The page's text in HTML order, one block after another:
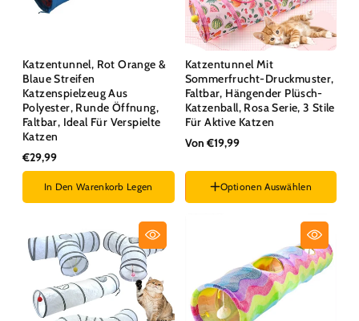
Katzentunnel, Rot Orange &
Blaue Streifen
Katzenspielzeug Aus
Polyester, Runde Öffnung,
Faltbar, Ideal Für Verspielte
Katzen
€29,99
In Den Warenkorb Legen
Katzentunnel Mit
Sommerfrucht-Druckmuster,
Faltbar, Hängender Plüsch-
Katzenball, Rosa Serie, 3 Stile
Für Aktive Katzen
Von €19,99
Optionen Auswählen